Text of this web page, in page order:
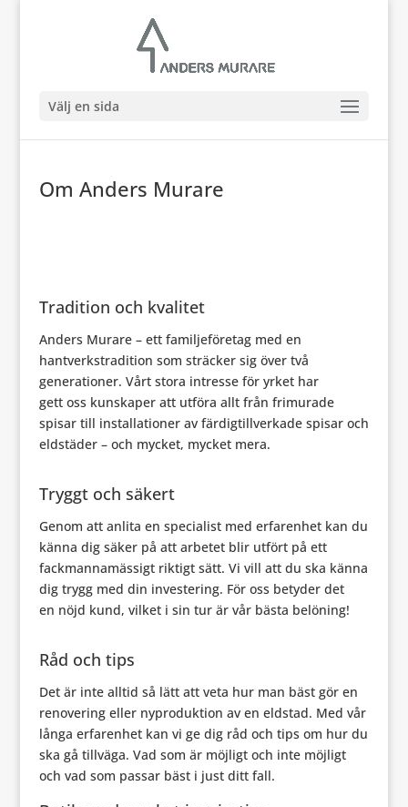
Välj en sida
Om Anders Murare
Tradition och kvalitet
Anders Murare – ett familjeföretag med en
hantverkstradition som sträcker sig över två
generationer. Vårt stora intresse för yrket har
gett oss kunskaper att utföra allt från frimurade
spisar till installationer av färdigtillverkade spisar och
eldstäder – och mycket, mycket mera.
Tryggt och säkert
Genom att anlita en specialist med erfarenhet kan du
känna dig säker på att arbetet blir utfört på ett
fackmannamässigt riktigt sätt. Vi vill att du ska känna
dig trygg med din investering. För oss betyder det
en nöjd kund, vilket i sin tur är vår bästa belöning!
Råd och tips
Det är inte alltid så lätt att veta hur man bäst gör en
renovering eller nyproduktion av en eldstad. Med vår
långa erfarenhet kan vi ge dig råd och tips om hur du
ska gå tillväga. Vad som är möjligt och inte möjligt
och vad som passar bäst i just ditt fall.